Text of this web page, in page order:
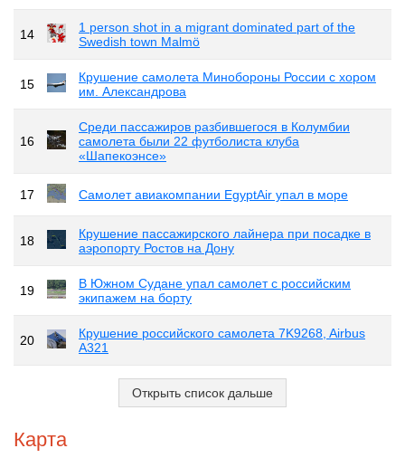
14
1 person shot in a migrant dominated part of the
Swedish town Malmö
15
Крушение самолета Минобороны России с хором
им. Александрова
16
Среди пассажиров разбившегося в Колумбии
самолета были 22 футболиста клуба
«Шапекоэнсе»
17 Самолет авиакомпании EgyptAir упал в море
18
Крушение пассажирского лайнера при посадке в
аэропорту Ростов на Дону
19
В Южном Судане упал самолет с российским
экипажем на борту
20
Крушение российского самолета 7K9268, Airbus
A321
Открыть список дальше
Карта